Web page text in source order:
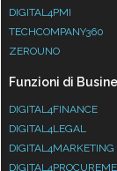
DIGITAL4PMI
TECHCOMPANY360
ZEROUNO
Funzioni di
DIGITAL4FINANCE
DIGITAL4LEGAL
DIGITAL4MARKETING